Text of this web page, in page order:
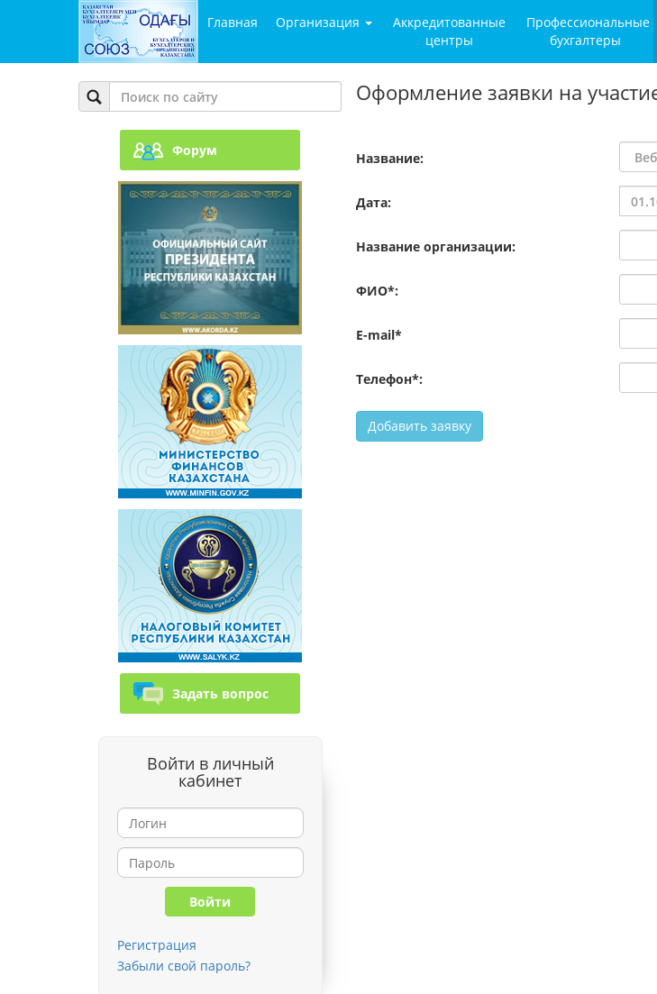
Главная Организация
Аккредитованные
центры
Профессиональные
бухгалтеры
Форум
Задать вопрос
Войти в личный
кабинет
Регистрация
Забыли свой пароль?
Оформление заявки на
Название:
Дата:
Название организации:
ФИО*:
E-mail*
Телефон*: